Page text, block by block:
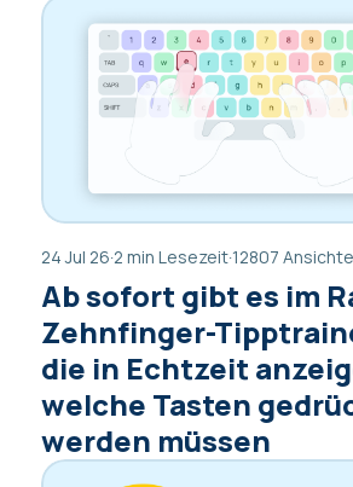
24 Jul 26·2 min Lesezeit·12807
Ab sofort gibt es im
Zehnfinger-
die in Echtzeit
welche Tasten
werden müssen